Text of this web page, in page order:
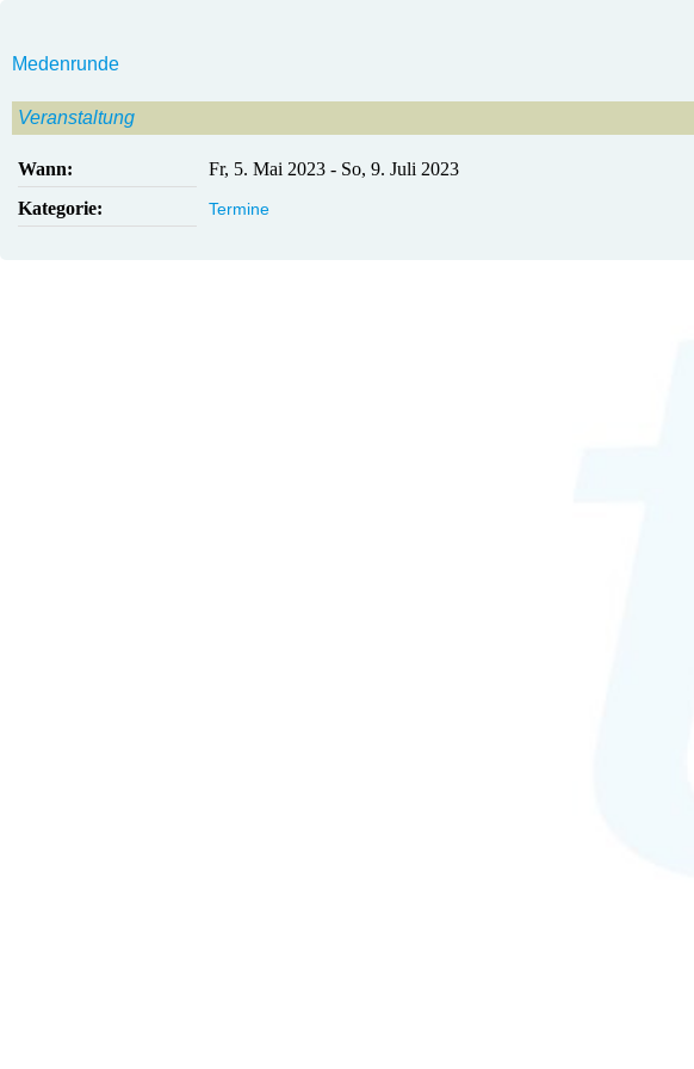
Medenrunde
Veranstaltung
Wann: Fr, 5. Mai 2023 - So, 9. Juli 2023
Kategorie:
Termine